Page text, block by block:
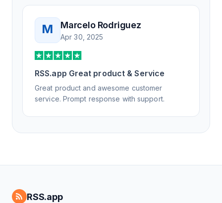
M Marcelo Rodriguez
Apr 30, 2025
RSS.app Great product & Service
Great product and awesome customer
service. Prompt response with support.
RSS.app